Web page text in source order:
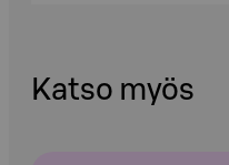
Katso myös